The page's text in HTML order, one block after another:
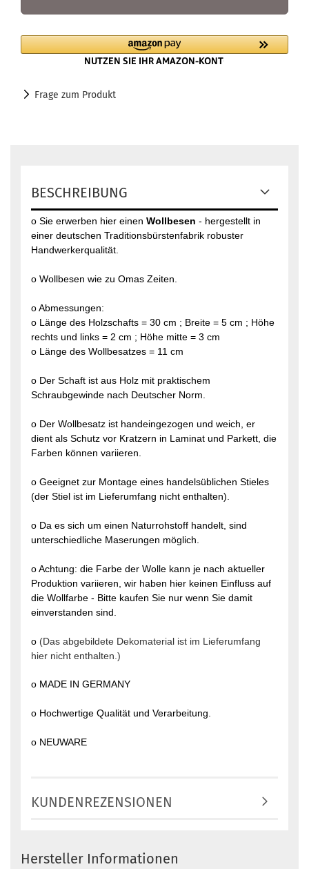
Frage zum Produkt
BESCHREIBUNG
o Sie erwerben hier einen Wollbesen - hergestellt in
einer deutschen Traditionsbürstenfabrik robuster
Handwerkerqualität.
o Wollbesen wie zu Omas Zeiten.
o Abmessungen:
o Länge des Holzschafts = 30 cm ; Breite = 5 cm ; Höhe
rechts und links = 2 cm ; Höhe mitte = 3 cm
o Länge des Wollbesatzes = 11 cm
o Der Schaft ist aus Holz mit praktischem
Schraubgewinde nach Deutscher Norm.
o Der Wollbesatz ist handeingezogen und weich, er
dient als Schutz vor Kratzern in Laminat und Parkett, die
Farben können variieren.
o Geeignet zur Montage eines handelsüblichen Stieles
(der Stiel ist im Lieferumfang nicht enthalten).
o Da es sich um einen Naturrohstoff handelt, sind
unterschiedliche Maserungen möglich.
o Achtung: die Farbe der Wolle kann je nach aktueller
Produktion variieren, wir haben hier keinen Einfluss auf
die Wollfarbe - Bitte kaufen Sie nur wenn Sie damit
einverstanden sind.
o (Das abgebildete Dekomaterial ist im Lieferumfang
hier nicht enthalten.)
o MADE IN GERMANY
o Hochwertige Qualität und Verarbeitung.
o NEUWARE
KUNDENREZENSIONEN
Hersteller Informationen